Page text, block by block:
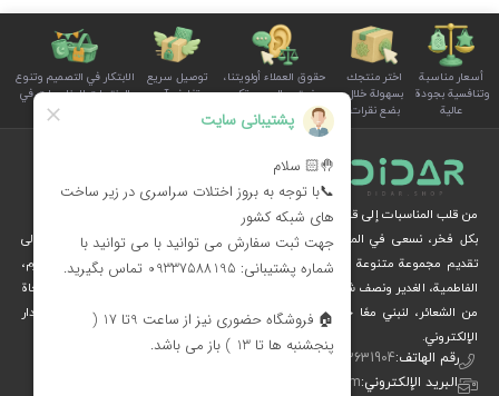
أسعار مناسبة
وتنافسية بجودة
عالية
اختر منتجك
بسهولة خلال
بضع نقرات
حقوق العملاء أولويتنا،
ونستمع إلى صوتكم
بوضوح واهتمام
توصيل سريع
وتغليف آمن
الابتكار في التصميم وتنوع
المنتجات للمناسبات في
سلة الأسرة
من قلب المناسبات إلى قلوب الناس
بكل فخر، نسعى في المجموعة الثقافية ديدار، من خلال الإبداع والرؤية الثقافية، إلى
تقديم مجموعة متنوعة من المنتجات الخاصة بالمناسبات الوطنية والدينية، مثل محرم،
الفاطمية، الغدير ونصف شعبان، عبر متجرنا الإلكتروني.
نُهديكم هدايا فريدة وزينة مستوحاة
من الشعائر، لنبني معًا جسرًا جميلاً بين التقاليد والفن والحياة المعاصرة. متجر ديدار
الإلكتروني.
رقم الهاتف:00982122631904
البريد الإلكتروني:info[at]didareshop.com